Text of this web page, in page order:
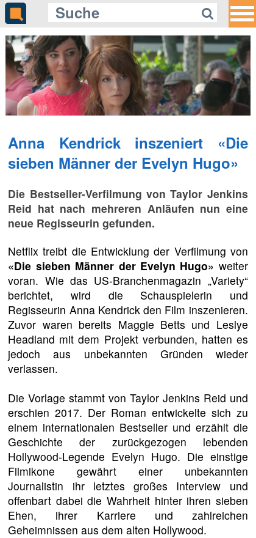
Anna Kendrick inszeniert «Die
sieben Männer der Evelyn Hugo»
Die Bestseller-Verfilmung von Taylor Jenkins
Reid hat nach mehreren Anläufen nun eine
neue Regisseurin gefunden.
Netflix treibt die Entwicklung der Verfilmung von
«Die sieben Männer der Evelyn Hugo» weiter
voran. Wie das US-Branchenmagazin „Variety“
berichtet, wird die Schauspielerin und
Regisseurin Anna Kendrick den Film inszenieren.
Zuvor waren bereits Maggie Betts und Leslye
Headland mit dem Projekt verbunden, hatten es
jedoch aus unbekannten Gründen wieder
verlassen.
Die Vorlage stammt von Taylor Jenkins Reid und
erschien 2017. Der Roman entwickelte sich zu
einem internationalen Bestseller und erzählt die
Geschichte der zurückgezogen lebenden
Hollywood-Legende Evelyn Hugo. Die einstige
Filmikone gewährt einer unbekannten
Journalistin ihr letztes großes Interview und
offenbart dabei die Wahrheit hinter ihren sieben
Ehen, ihrer Karriere und zahlreichen
Geheimnissen aus dem alten Hollywood.